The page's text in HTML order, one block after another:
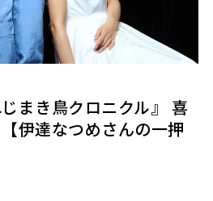
まき鳥クロニクル』 喜
伊達なつめさんの一押